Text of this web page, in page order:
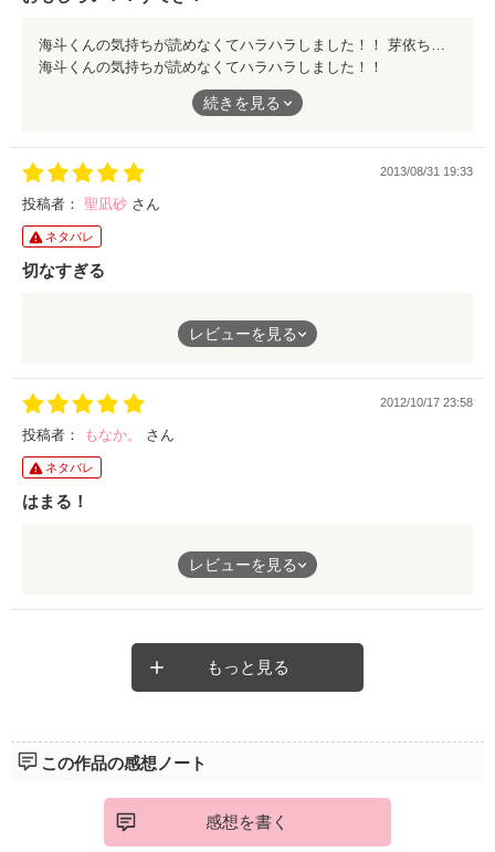
海斗くんの気持ちが読めなくてハラハラしました！！
芽依ちゃんの一方通行がいつまでつづくのか、もしくは海斗くん
話の感じも面白くて、見てて楽しかったです！
それにキャラクターたちも個性があってキャラが濃いというか…
ワイルドガールだなと思いました笑
続きを見る
2013/08/31 19:33
投稿者： 聖凪砂 さん
ネタバレ
切なすぎる
女癖の悪い、浮気しまくりの彼氏を見限って、前に進もうとする
前に進むために別れたはずが、何度となく関わる海斗。
そして、新たな恋を始めた芽依はまたも、傷つけられることに
あまりにも切なすぎる展開の連続に、読むのが苦しいほどでし
た。
だけど、最後は幸せになれてよかったです。
レビューを見る
2012/10/17 23:58
投稿者： もなか。 さん
ネタバレ
はまる！
もう何回も読んでます笑
すごくいいですφ(゜゜)ノ゜大好きです！どはまりしました！
レビューを見る
もっと見る
この作品の感想ノート
感想を書く